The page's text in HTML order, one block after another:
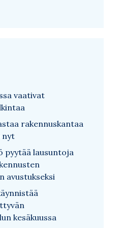
vaativat
rakennuskantaa
nyt
pyytää lausuntoja
avustukseksi
kesäkuussa